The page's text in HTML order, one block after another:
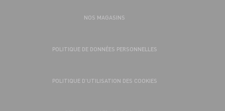
NOS MAGASINS
POLITIQUE DE DONNÉES PERSONNELLES
POLITIQUE D’UTILISATION DES COOKIES